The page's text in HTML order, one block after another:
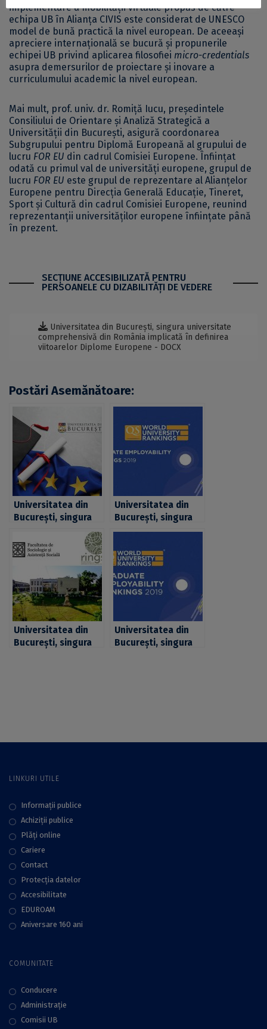
implementare a mobilității virtuale propus de către
echipa UB în Alianța CIVIS este considerat de UNESCO
model de bună practică la nivel european. De aceeași
apreciere internațională se bucură și propunerile
echipei UB privind aplicarea filosofiei micro-credentials
asupra demersurilor de proiectare și inovare a
curriculumului academic la nivel european.
Mai mult, prof. univ. dr. Romiță Iucu, președintele
Consiliului de Orientare și Analiză Strategică a
Universității din București, asigură coordonarea
Subgrupului pentru Diplomă Europeană al grupului de
lucru FOR EU din cadrul Comisiei Europene. Înființat
odată cu primul val de universități europene, grupul de
lucru FOR EU este grupul de reprezentare al Alianțelor
Europene pentru Direcția Generală Educație, Tineret,
Sport și Cultură din cadrul Comisiei Europene, reunind
reprezentanții universităților europene înființate până
în prezent.
SECŢIUNE ACCESIBILIZATĂ PENTRU
PERSOANELE CU DIZABILITĂŢI DE VEDERE
Universitatea din București, singura universitate
comprehensivă din România implicată în definirea
viitoarelor Diplome Europene - DOCX
Postări Asemănătoare:
Universitatea din
București, singura
comprehensivă din
România implicată
viitoarelor Diplome
Europene
Universitatea din
București, singura
universitate
clasamentul
angajabilității – QS
Graduate
Employability 2019
Universitatea din
București, singura
Universitatea din
București, singura
LINKURI UTILE
Informații publice
Achiziții publice
Plăţi online
Cariere
Contact
Protecţia datelor
Accesibilitate
EDUROAM
Aniversare 160 ani
COMUNITATE
Conducere
Administraţie
Comisii UB